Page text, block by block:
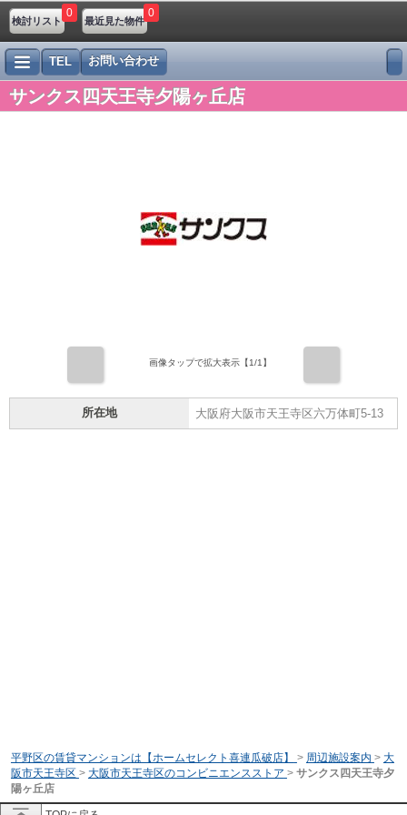
検討リスト
0
最近見た物件
0
TEL お問い合わせ
サンクス四天王寺夕陽ヶ丘店
画像タップで拡大表示【1/1】
所在地 大阪府大阪市天王寺区六万体町5-13
平野区の賃貸マンションは【ホームセレクト喜連瓜破店】 > 周辺施設案内 > 大
阪市天王寺区 > 大阪市天王寺区のコンビニエンスストア > サンクス四天王寺夕
陽ヶ丘店